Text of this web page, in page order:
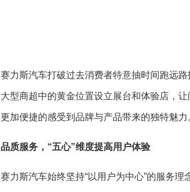
赛力斯汽车打破过去消费者特意抽时间跑远
大型商超中的黄金位置设立展台和体验店，
更加便捷的感受到品牌与产品带来的独特魅力
品质服务 ， “五心”维度提高用户体验
赛力斯汽车始终坚持“以用户为中心”的服务